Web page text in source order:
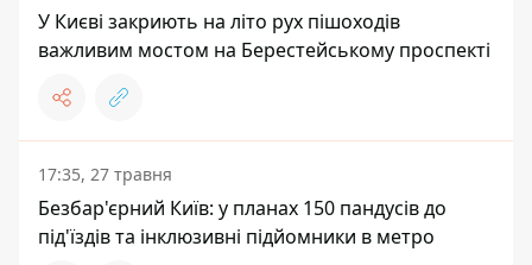
У Києві закриють на літо рух пішоходів
важливим мостом на Берестейському проспекті
17:35, 27 травня
Безбар'єрний Київ: у планах 150 пандусів до
під'їздів та інклюзивні підйомники в метро